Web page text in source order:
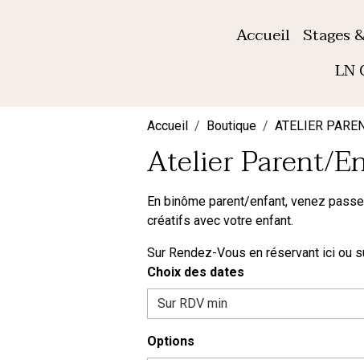
Accueil Stages
LN
Accueil Boutique ATELIER
Atelier Parent/
En binôme parent/enfant, venez
créatifs avec votre enfant.
Sur Rendez-Vous en réservant ici ou
Choix des dates
Options